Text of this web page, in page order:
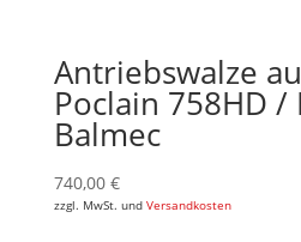
Antriebswalze
Poclain 758HD /
Balmec
740,00 €
zzgl. MwSt. und Versandkosten